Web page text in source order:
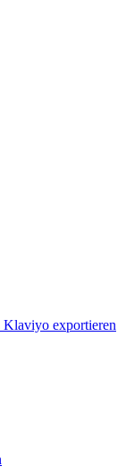
Klaviyo exportieren